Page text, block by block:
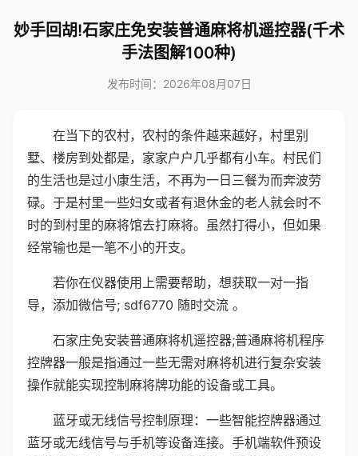
妙手回胡!石家庄免安装普通麻将机遥控器(千术
手法图解100种)
发布时间：2026年08月07日
在当下的农村，农村的条件越来越好，村里别
墅、楼房到处都是，家家户户几乎都有小车。村民们
的生活也是过小康生活，不再为一日三餐为而奔波劳
碌。于是村里一些妇女或者有退休金的老人就会时不
时的到村里的麻将馆去打麻将。虽然打得小，但如果
经常输也是一笔不小的开支。
若你在仪器使用上需要帮助，想获取一对一指
导，添加微信号; sdf6770 随时交流 。
石家庄免安装普通麻将机遥控器;普通麻将机程序
控牌器一般是指通过一些无需对麻将机进行复杂安装
操作就能实现控制麻将牌功能的设备或工具。
蓝牙或无线信号控制原理：一些智能控牌器通过
蓝牙或无线信号与手机等设备连接。手机端软件预设